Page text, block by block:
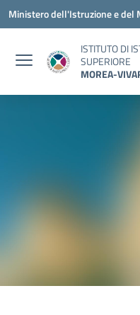
Vai ai contenuti
Vai al menu di navigazione
Vai al footer
Ministero dell'Istruzione e del
ISTITUTO DI
SUPERIORE
MOREA-